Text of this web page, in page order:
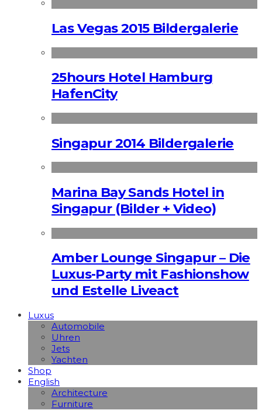
Las Vegas 2015 Bildergalerie
25hours Hotel Hamburg
HafenCity
Singapur 2014 Bildergalerie
Marina Bay Sands Hotel in
Singapur (Bilder + Video)
Amber Lounge Singapur – Die
Luxus-Party mit Fashionshow
und Estelle Liveact
Luxus
Automobile
Uhren
Jets
Yachten
Shop
English
Architecture
Furniture